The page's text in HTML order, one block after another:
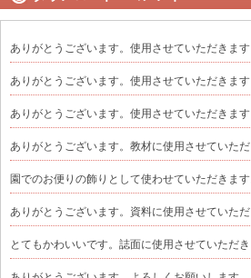
ありがとうございます。使用させていただきます
ありがとうございます。使用させていただきます
ありがとうございます。使用させていただきます
ありがとうございます。教材に使用させていただ
園でのお便りの飾りとして使わせていただきます
ありがとうございます。資料に使用させていた
とてもかわいいです。誌面に使用させていただ